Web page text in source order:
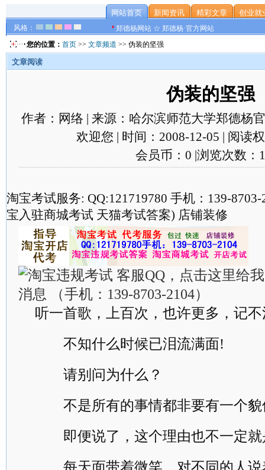
风格：
网站首页 新闻资讯 精彩文章 创业就
郑德杨网站 ☆ 郑德杨·官方网站
您的位置： 首页 >> 文章频道 >> 伪装的坚强
文章阅读
伪装的坚强
作者：网络 | 来源：哈尔滨师范大学郑德杨
欢迎您 | 时间：2008-12-05 | 阅读
会员币：0 |浏览次数：
淘宝考试服务: QQ:121719780 手机：139-
宝入驻商城考试 天猫考试答案) 店铺装修
听一首歌，上百次，也许更多，记
不知什么时候已泪流满面!
请别问为什么？
不是所有的事情都非要有一个貌
即便说了，这个理由也不一定就